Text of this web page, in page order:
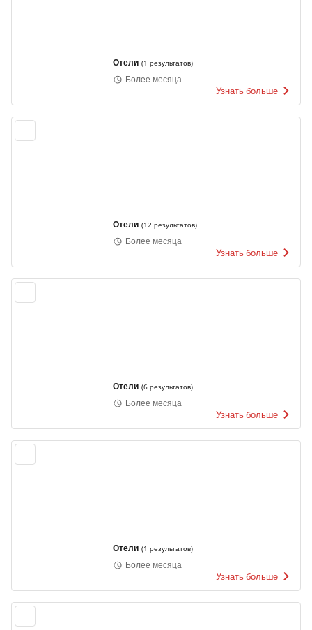
Отели (1 результатов)
Более месяца
Узнать больше
Отели (12 результатов)
Более месяца
Узнать больше
Отели (6 результатов)
Более месяца
Узнать больше
Отели (1 результатов)
Более месяца
Узнать больше